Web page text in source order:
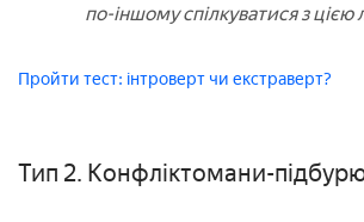
по-іншому спілкуватися з
Пройти тест: інтроверт чи екстраверт?
Тип 2. Конфліктомани-